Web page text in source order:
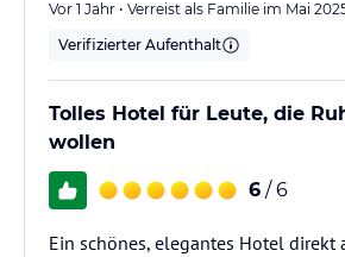
Vor 1 Jahr • Verreist als Familie im Mai
Verifizierter Aufenthalt
Tolles Hotel für Leute, die
wollen
6 / 6
Ein schönes, elegantes Hotel direkt